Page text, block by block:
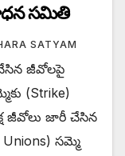
సమితి
SATYAM
జీవోలపై
(Strike)
జీవోలు జారీ చేసిన
సమ్మె